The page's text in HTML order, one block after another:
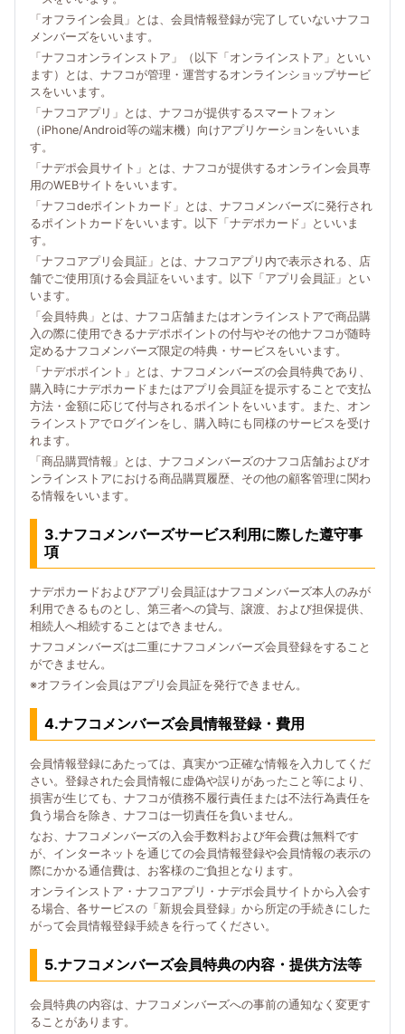
「オフライン会員」とは、会員情報登録が完了していないナフコ
メンバーズをいいます。
「ナフコオンラインストア」（以下「オンラインストア」といい
ます）とは、ナフコが管理・運営するオンラインショップサービ
スをいいます。
「ナフコアプリ」とは、ナフコが提供するスマートフォン
（iPhone/Android等の端末機）向けアプリケーションをいいま
す。
「ナデポ会員サイト」とは、ナフコが提供するオンライン会員専
用のWEBサイトをいいます。
「ナフコdeポイントカード」とは、ナフコメンバーズに発行され
るポイントカードをいいます。以下「ナデポカード」といいま
す。
「ナフコアプリ会員証」とは、ナフコアプリ内で表示される、店
舗でご使用頂ける会員証をいいます。以下「アプリ会員証」とい
います。
「会員特典」とは、ナフコ店舗またはオンラインストアで商品購
入の際に使用できるナデポポイントの付与やその他ナフコが随時
定めるナフコメンバーズ限定の特典・サービスをいいます。
「ナデポポイント」とは、ナフコメンバーズの会員特典であり、
購入時にナデポカードまたはアプリ会員証を提示することで支払
方法・金額に応じて付与されるポイントをいいます。また、オン
ラインストアでログインをし、購入時にも同様のサービスを受け
れます。
「商品購買情報」とは、ナフコメンバーズのナフコ店舗およびオ
ンラインストアにおける商品購買履歴、その他の顧客管理に関わ
る情報をいいます。
3.ナフコメンバーズサービス利用に際した遵守事
項
ナデポカードおよびアプリ会員証はナフコメンバーズ本人のみが
利用できるものとし、第三者への貸与、譲渡、および担保提供、
相続人へ相続することはできません。
ナフコメンバーズは二重にナフコメンバーズ会員登録をすること
ができません。
※オフライン会員はアプリ会員証を発行できません。
4.ナフコメンバーズ会員情報登録・費用
会員情報登録にあたっては、真実かつ正確な情報を入力してくだ
さい。登録された会員情報に虚偽や誤りがあったこと等により、
損害が生じても、ナフコが債務不履行責任または不法行為責任を
負う場合を除き、ナフコは一切責任を負いません。
なお、ナフコメンバーズの入会手数料および年会費は無料です
が、インターネットを通じての会員情報登録や会員情報の表示の
際にかかる通信費は、お客様のご負担となります。
オンラインストア・ナフコアプリ・ナデポ会員サイトから入会す
る場合、各サービスの「新規会員登録」から所定の手続きにした
がって会員情報登録手続きを行ってください。
5.ナフコメンバーズ会員特典の内容・提供方法等
会員特典の内容は、ナフコメンバーズへの事前の通知なく変更す
ることがあります。